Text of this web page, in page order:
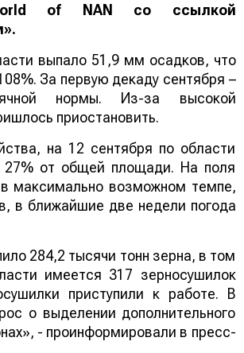
of NAN со ссылкой
выпало 51,9 мм осадков, что
За первую декаду сентября –
нормы. Из-за высокой
приостановить.
на 12 сентября по области
27% от общей площади. На поля
максимально возможном темпе,
в ближайшие две недели погода
284,2 тысячи тонн зерна, в том
имеется 317 зерносушилок
приступили к работе. В
о выделении дополнительного
- проинформировали в пресс-